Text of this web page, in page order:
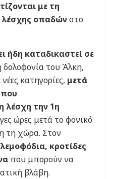
με τη
λέσχης οπαδώνστο
ήδη καταδικαστεί σε
δολοφονία του Άλκη,
κατηγορίες, μετά
λέσχη την 1η
ώρες μετά το φονικό
τη χώρα. Στον
κροτίδες
που μπορούν να
βλάβη.